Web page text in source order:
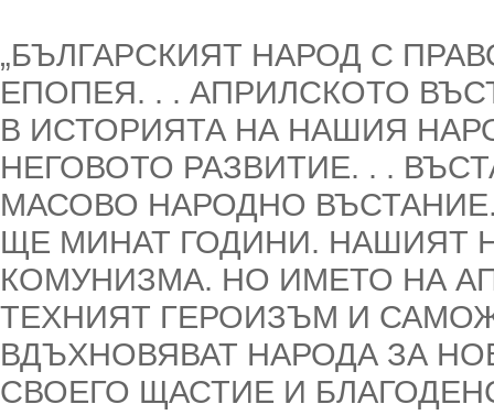
„БЪЛГАРСКИЯТ НАРОД С
ЕПОПЕЯ. . . АПРИЛСКОТО
В ИСТОРИЯТА НА НАШИЯ
НЕГОВОТО РАЗВИТИЕ. . .
МАСОВО НАРОДНО
ЩЕ МИНАТ ГОДИНИ. НАШИЯТ
КОМУНИЗМА. НО ИМЕТО НА
ТЕХНИЯТ ГЕРОИЗЪМ И
ВДЪХНОВЯВАТ НАРОДА ЗА
СВОЕГО ЩАСТИЕ И